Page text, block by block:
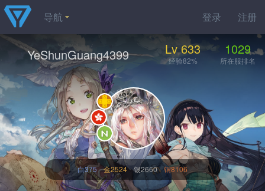
登录 注册
导航
YeShunGuang4399 Lv 633
经验82%
1029
所在服排名
白375 金2524 银2660 铜8106